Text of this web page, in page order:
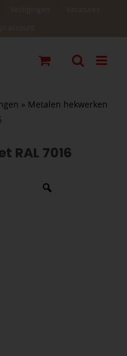
» Metalen hekwerken
RAL 7016